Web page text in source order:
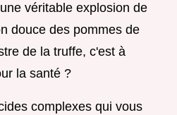
véritable explosion de
douce des pommes de
de la truffe, c'est à
la santé ?
complexes qui vous